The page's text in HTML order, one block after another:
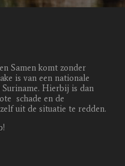
Samen komt zonder
is van een nationale
Suriname. Hierbij is dan
schade en de
uit de situatie te redden.